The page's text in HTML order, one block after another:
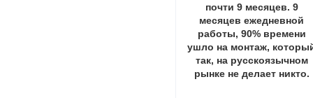
почти 9 месяцев. 9
месяцев ежедневной
работы, 90% времени
ушло на монтаж,
так, на русскоязычном
рынке не делает никто.